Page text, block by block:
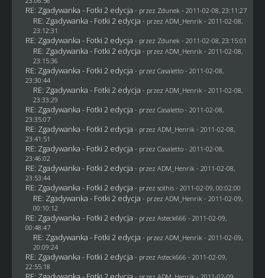
RE: Zgadywanka - Fotki 2 edycja - przez Zdunek - 2011-02-08, 23:11:27
RE: Zgadywanka - Fotki 2 edycja - przez ADM_Henrik - 2011-02-08,
23:12:31
RE: Zgadywanka - Fotki 2 edycja - przez Zdunek - 2011-02-08, 23:15:01
RE: Zgadywanka - Fotki 2 edycja - przez ADM_Henrik - 2011-02-08,
23:15:36
RE: Zgadywanka - Fotki 2 edycja - przez Casaletto- 2011-02-08,
23:30:44
RE: Zgadywanka - Fotki 2 edycja - przez ADM_Henrik - 2011-02-08,
23:33:29
RE: Zgadywanka - Fotki 2 edycja - przez Casaletto- 2011-02-08,
23:35:07
RE: Zgadywanka - Fotki 2 edycja - przez ADM_Henrik - 2011-02-08,
23:41:51
RE: Zgadywanka - Fotki 2 edycja - przez Casaletto- 2011-02-08,
23:46:02
RE: Zgadywanka - Fotki 2 edycja - przez ADM_Henrik - 2011-02-08,
23:53:44
RE: Zgadywanka - Fotki 2 edycja - przez sothis- 2011-02-09, 00:02:00
RE: Zgadywanka - Fotki 2 edycja - przez ADM_Henrik - 2011-02-09,
00:10:12
RE: Zgadywanka - Fotki 2 edycja - przez Asteck666 - 2011-02-09,
00:48:47
RE: Zgadywanka - Fotki 2 edycja - przez ADM_Henrik - 2011-02-09,
20:09:24
RE: Zgadywanka - Fotki 2 edycja - przez Asteck666 - 2011-02-09,
22:55:18